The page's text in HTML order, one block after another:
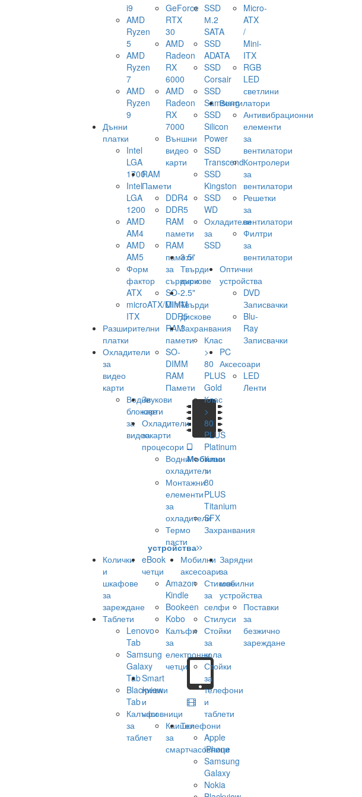
i9
AMD
Ryzen
5
AMD
Ryzen
7
AMD
Ryzen
9
Дънни
платки
Intel
LGA
1700
Intel
LGA
1200
AMD
AM4
AMD
AM5
Форм
фактор
ATX
microATX/Mini-
ITX
Разширителни
платки
Охладители
за
видео
карти
Водни
блокове
за
видеокарти
GeForce
RTX
30
AMD
Radeon
RX
6000
AMD
Radeon
RX
7000
Външни
видео
карти
RAM
Памети
DDR4
DDR5
RAM
памети
RAM
памети
за
сървъри
SO-
DIMM
DDR5
RAM
памети
SO-
DIMM
RAM
Памети
Звукови
карти
Охладители
за
процесори
Водни
охладители
Монтажни
елементи
за
охладители
Термо
пасти
SSD
М.2
SATA
SSD
ADATA
SSD
Corsair
SSD
Samsung
SSD
Silicon
Power
SSD
Transcend
SSD
Kingston
SSD
WD
Охладители
за
SSD
3.5"
Твърди
дискове
2.5"
Твърди
дискове
Захранвания
Клас
>
80
PLUS
Gold
Клас
>
80
PLUS
Platinum
Клас
>
80
PLUS
Titanium
SFX
Захранвания
Micro-
ATX
/
Mini-
ITX
RGB
LED
светлини
Вентилатори
Антивибрационни
елементи
за
вентилатори
Контролери
за
вентилатори
Решетки
за
вентилатори
Филтри
за
вентилатори
Оптични
устройства
DVD
Записвачки
Blu-
Ray
Записвачки
PC
Аксесоари
LED
Ленти
Мобилни
устройства
Колички
и
шкафове
за
зареждане
Таблети
Lenovo
Tab
Samsung
Galaxy
Tab
Blackview
Tab
Калъфи
за
таблет
eBook
четци
Amazon
Kindle
Bookeen
Kobo
Калъфи
за
електронни
четци
Smart
гривни
и
часовници
Каишки
за
смартчасовници
Мобилни
аксесоари
Стикове
за
селфи
Стилуси
Стойки
за
кола
Стойки
за
телефони
и
таблети
Телефони
Apple
iPhone
Samsung
Galaxy
Nokia
Зарядни
за
мобилни
устройства
Поставки
за
безжично
зареждане